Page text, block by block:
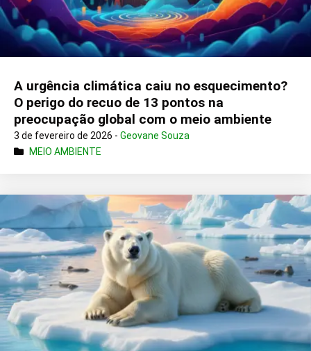
A urgência climática caiu no esquecimento?
O perigo do recuo de 13 pontos na
preocupação global com o meio ambiente
3 de fevereiro de 2026 - Geovane Souza
MEIO AMBIENTE